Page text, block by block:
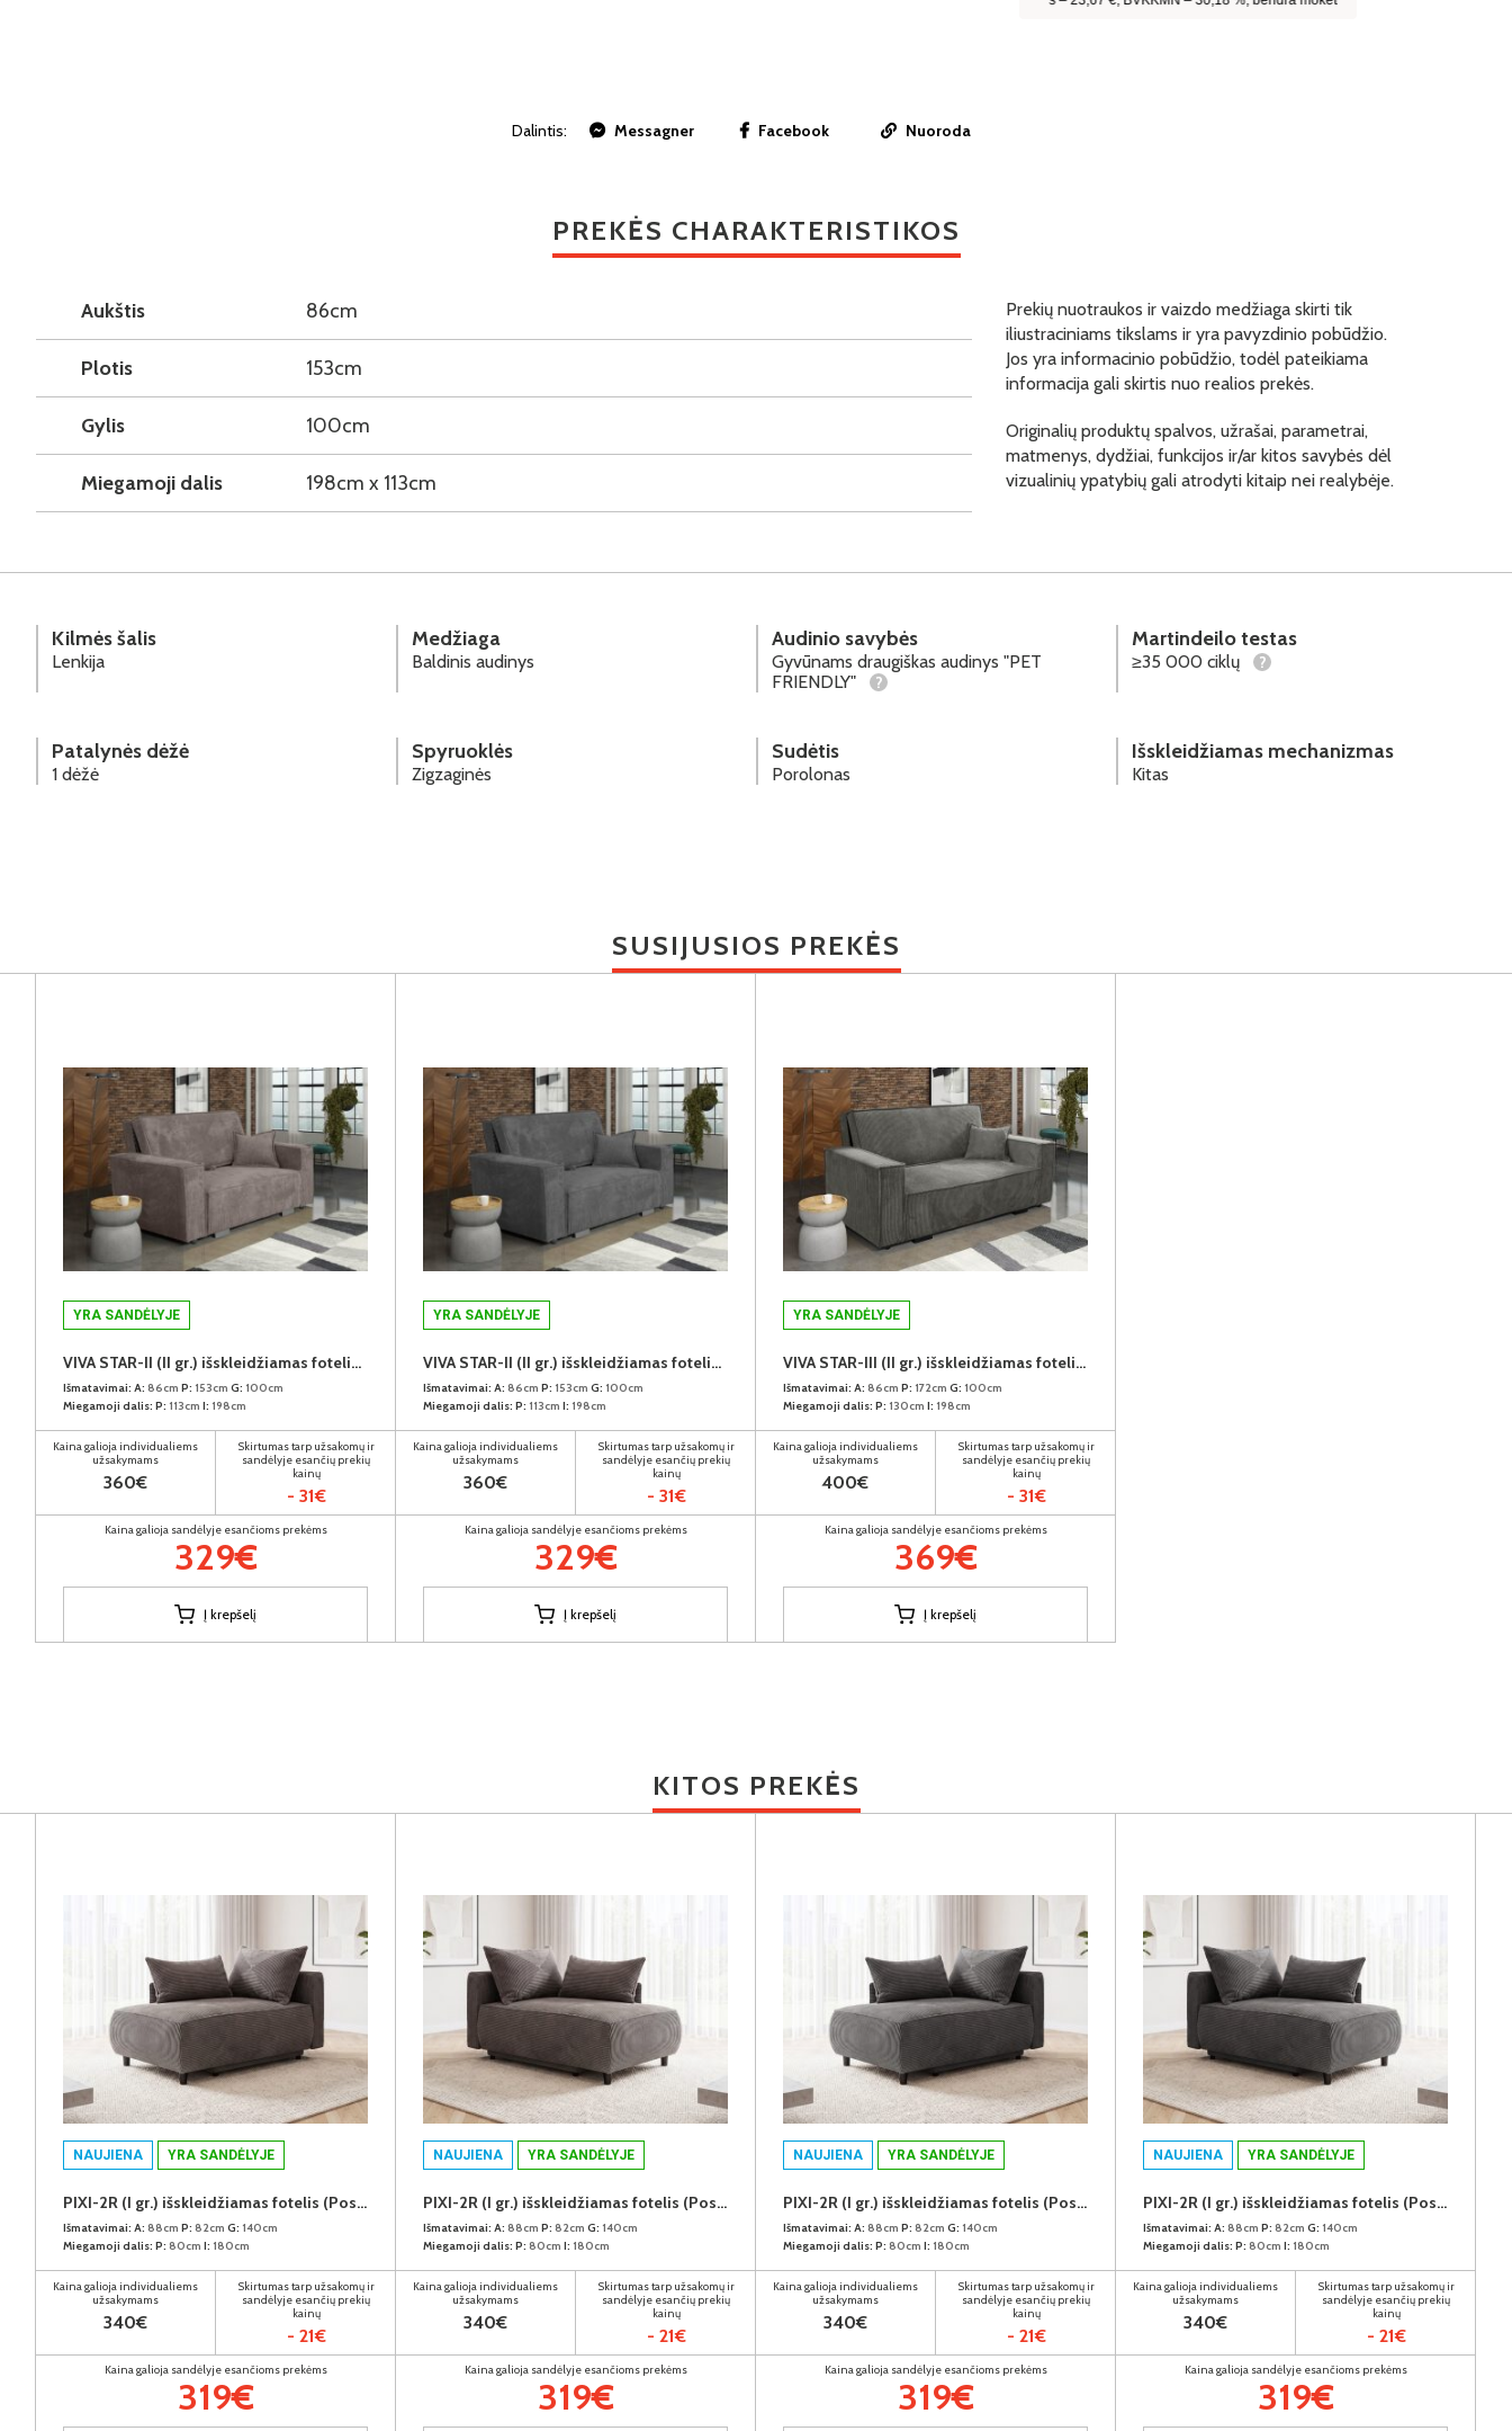
Dalintis: Messagner Facebook Nuoroda
PREKĖS CHARAKTERISTIKOS
Aukštis 86cm
Plotis 153cm
Gylis 100cm
Miegamoji dalis 198cm x 113cm
Prekių nuotraukos ir vaizdo medžiaga skirti tik
iliustraciniams tikslams ir yra pavyzdinio pobūdžio.
Jos yra informacinio pobūdžio, todėl pateikiama
informacija gali skirtis nuo realios prekės.
Originalių produktų spalvos, užrašai, parametrai,
matmenys, dydžiai, funkcijos ir/ar kitos savybės dėl
vizualinių ypatybių gali atrodyti kitaip nei realybėje.
Kilmės šalis
Lenkija
Medžiaga
Baldinis audinys
Audinio savybės
Gyvūnams draugiškas audinys "PET
FRIENDLY"
?
Martindeilo testas
≥35 000 ciklų ?
Patalynės dėžė
1 dėžė
Spyruoklės
Zigzaginės
Sudėtis
Porolonas
Išskleidžiamas mechanizmas
Kitas
SUSIJUSIOS PREKĖS
YRA SANDĖLYJE
VIVA STAR-II (II gr.) išskleidžiamas fotelis (Poso-03)
Išmatavimai: A: 86cm P: 153cm G: 100cm
Miegamoji dalis: P: 113cm I: 198cm
Kaina galioja individualiems
užsakymams
360€
Skirtumas tarp užsakomų ir
sandėlyje esančių prekių
kainų
- 31€
Kaina galioja sandėlyje esančioms prekėms
329€
Į krepšelį
YRA SANDĖLYJE
VIVA STAR-II (II gr.) išskleidžiamas fotelis (Poso-22)
Išmatavimai: A: 86cm P: 153cm G: 100cm
Miegamoji dalis: P: 113cm I: 198cm
Kaina galioja individualiems
užsakymams
360€
Skirtumas tarp užsakomų ir
sandėlyje esančių prekių
kainų
- 31€
Kaina galioja sandėlyje esančioms prekėms
329€
Į krepšelį
YRA SANDĖLYJE
VIVA STAR-III (II gr.) išskleidžiamas fotelis (Poso-115)
Išmatavimai: A: 86cm P: 172cm G: 100cm
Miegamoji dalis: P: 130cm I: 198cm
Kaina galioja individualiems
užsakymams
400€
Skirtumas tarp užsakomų ir
sandėlyje esančių prekių
kainų
- 31€
Kaina galioja sandėlyje esančioms prekėms
369€
Į krepšelį
KITOS PREKĖS
NAUJIENA YRA SANDĖLYJE
PIXI-2R (I gr.) išskleidžiamas fotelis (Poso-120) K
Išmatavimai: A: 88cm P: 82cm G: 140cm
Miegamoji dalis: P: 80cm I: 180cm
Kaina galioja individualiems
užsakymams
340€
Skirtumas tarp užsakomų ir
sandėlyje esančių prekių
kainų
- 21€
Kaina galioja sandėlyje esančioms prekėms
319€
NAUJIENA YRA SANDĖLYJE
PIXI-2R (I gr.) išskleidžiamas fotelis (Poso-120) D
Išmatavimai: A: 88cm P: 82cm G: 140cm
Miegamoji dalis: P: 80cm I: 180cm
Kaina galioja individualiems
užsakymams
340€
Skirtumas tarp užsakomų ir
sandėlyje esančių prekių
kainų
- 21€
Kaina galioja sandėlyje esančioms prekėms
319€
NAUJIENA YRA SANDĖLYJE
PIXI-2R (I gr.) išskleidžiamas fotelis (Poso-115) K
Išmatavimai: A: 88cm P: 82cm G: 140cm
Miegamoji dalis: P: 80cm I: 180cm
Kaina galioja individualiems
užsakymams
340€
Skirtumas tarp užsakomų ir
sandėlyje esančių prekių
kainų
- 21€
Kaina galioja sandėlyje esančioms prekėms
319€
NAUJIENA YRA SANDĖLYJE
PIXI-2R (I gr.) išskleidžiamas fotelis (Poso-115) D
Išmatavimai: A: 88cm P: 82cm G: 140cm
Miegamoji dalis: P: 80cm I: 180cm
Kaina galioja individualiems
užsakymams
340€
Skirtumas tarp užsakomų ir
sandėlyje esančių prekių
kainų
- 21€
Kaina galioja sandėlyje esančioms prekėms
319€